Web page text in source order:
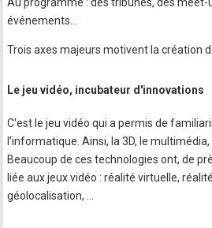
Au programme : des tribunes, des meet-
événements...
Trois axes majeurs motivent la création
Le jeu vidéo, incubateur d'innovations
C'est le jeu vidéo qui a permis de
l'informatique. Ainsi, la 3D, le multimédia,
Beaucoup de ces technologies ont, de
liée aux jeux vidéo : réalité virtuelle,
géolocalisation, ...